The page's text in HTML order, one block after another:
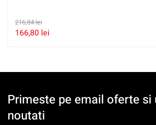
216,84lei
166,80 lei
Primeste pe email oferte si
noutati